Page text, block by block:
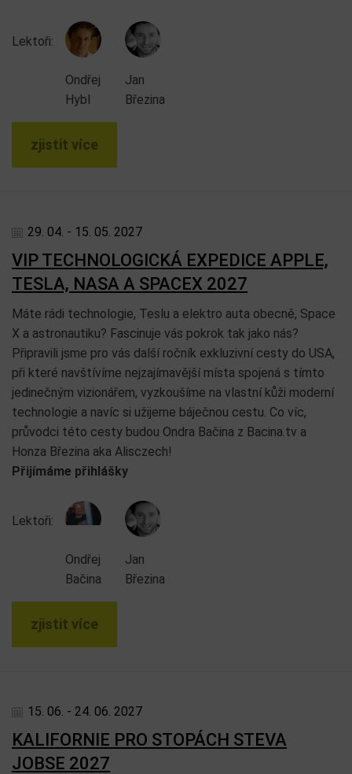
Lektoři:
Ondřej
Hybl
Jan
Březina
zjistit více
29. 04. - 15. 05. 2027
VIP TECHNOLOGICKÁ EXPEDICE APPLE,
TESLA, NASA A SPACEX 2027
Máte rádi technologie, Teslu a elektro auta obecně, Space
X a astronautiku? Fascinuje vás pokrok tak jako nás?
Připravili jsme pro vás další ročník exkluzivní cesty do USA,
při které navštívíme nejzajímavější místa spojená s tímto
jedinečným vizionářem, vyzkoušíme na vlastní kůži moderní
technologie a navíc si užijeme báječnou cestu. Co víc,
průvodci této cesty budou Ondra Bačina z Bacina.tv a
Honza Březina aka Alisczech!
Přijímáme přihlášky
Lektoři:
Ondřej
Bačina
Jan
Březina
zjistit více
15. 06. - 24. 06. 2027
KALIFORNIE PRO STOPÁCH STEVA
JOBSE 2027